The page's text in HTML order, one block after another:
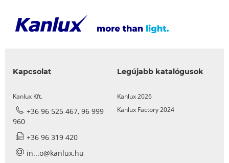
Kapcsolat
Kanlux Kft.
+36 96 525 467, 96 999
960
+36 96 319 420
in...o@kanlux.hu
Legújabb katalógusok
Kanlux 2026
Kanlux Factory 2024